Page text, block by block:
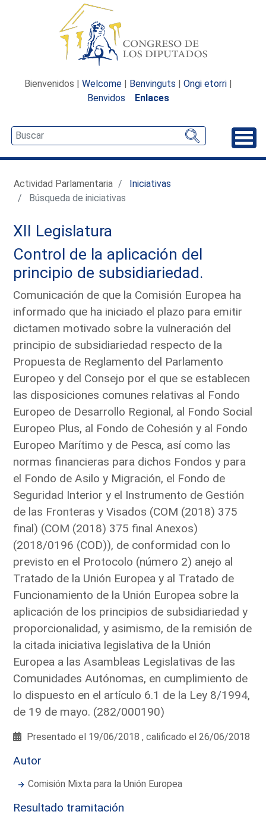
Bienvenidos | Welcome | Benvinguts | Ongi etorri |
Benvidos
Enlaces
Actividad Parlamentaria
Iniciativas
Búsqueda de iniciativas
XII Legislatura
Control de la aplicación del
principio de subsidiariedad.
Comunicación de que la Comisión Europea ha
informado que ha iniciado el plazo para emitir
dictamen motivado sobre la vulneración del
principio de subsidiariedad respecto de la
Propuesta de Reglamento del Parlamento
Europeo y del Consejo por el que se establecen
las disposiciones comunes relativas al Fondo
Europeo de Desarrollo Regional, al Fondo Social
Europeo Plus, al Fondo de Cohesión y al Fondo
Europeo Marítimo y de Pesca, así como las
normas financieras para dichos Fondos y para
el Fondo de Asilo y Migración, el Fondo de
Seguridad Interior y el Instrumento de Gestión
de las Fronteras y Visados (COM (2018) 375
final) (COM (2018) 375 final Anexos)
(2018/0196 (COD)), de conformidad con lo
previsto en el Protocolo (número 2) anejo al
Tratado de la Unión Europea y al Tratado de
Funcionamiento de la Unión Europea sobre la
aplicación de los principios de subsidiariedad y
proporcionalidad, y asimismo, de la remisión de
la citada iniciativa legislativa de la Unión
Europea a las Asambleas Legislativas de las
Comunidades Autónomas, en cumplimiento de
lo dispuesto en el artículo 6.1 de la Ley 8/1994,
de 19 de mayo. (282/000190)
Presentado el 19/06/2018 , calificado el 26/06/2018
Autor
Comisión Mixta para la Unión Europea
Resultado tramitación